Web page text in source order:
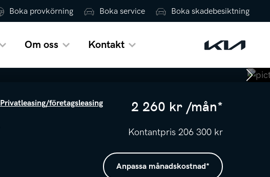
Boka provkörning Boka service Boka skadebesiktning
Om oss Kontakt
Privatleasing/företagsleasing 2 260 kr /mån*
Kontantpris 206 300 kr
Anpassa månadskostnad*